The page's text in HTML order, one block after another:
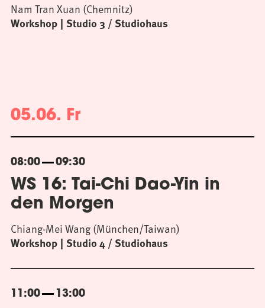
Workshop Studio 3 / Studiohaus
Nam Tran Xuan (Chemnitz)
05.06. Fr
08:00 09:30
WS 16: Tai-Chi Dao-Yin in
den Morgen
Workshop Studio 4 / Studiohaus
Chiang-Mei Wang (München/Taiwan)
11:00 13:00